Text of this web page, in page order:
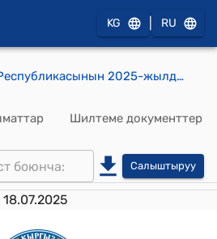
KG RU
Кыргыз Республикасынын 2025-жылдын 11-июлундагы № 142 "2025-жылдын 1-апрелинде Бишкек шаарында кол коюлган «Борбордук Азия - Кытай» форматынын катчылыгынын бюджетин түзүүнүн жана аткаруунун тартиби жөнүндө макулдашууну жана «Борбордук Азия - Кытай» форматынын катчылыгынын кызмат адамдарын акчалай камсыздоо, кепилдиктери жана компенсациялары жөнүндө жобону ратификациялоо тууралуу" Мыйзамы
Шилтеме документтер
Салыштыруу
18.07.2025